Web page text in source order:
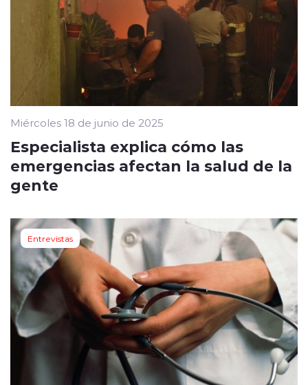
Miércoles 18 de junio de 2025
Especialista explica cómo las
emergencias afectan la salud de la
gente
Entrevistas